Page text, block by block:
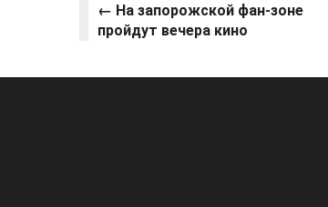
← На запорожской фан-зоне
пройдут вечера кино